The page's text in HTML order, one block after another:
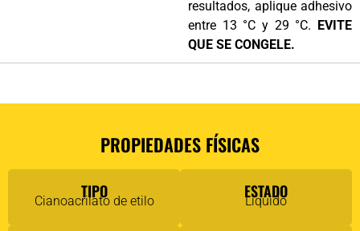
resultados, aplique adhesivo
entre 13 °C y 29 °C. EVITE
QUE SE CONGELE.
PROPIEDADES FÍSICAS
TIPO
Cianoacrilato de etilo ESTADO
Líquido